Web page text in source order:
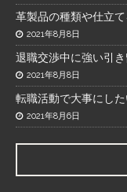
革製品の種類や仕立
2021年8月8日
退職交渉中に強い引
2021年8月8日
転職活動で大事にし
2021年8月6日